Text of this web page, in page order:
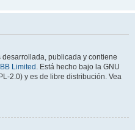
publicada y contiene
Limited . Está hecho bajo la GNU
2.0) y es de libre distribución. Vea